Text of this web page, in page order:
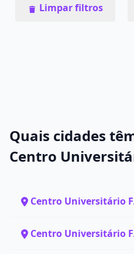
Limpar filtros
Quais cidades
Centro
Centro Universitário
Centro Universitário